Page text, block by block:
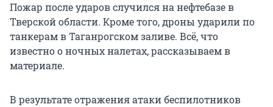
Пожар после ударов случился на нефтебазе в
Тверской области. Кроме того, дроны ударили по
танкерам в Таганрогском заливе. Всё, что
известно о ночных налетах, рассказываем в
материале.
В результате отражения атаки беспилотников